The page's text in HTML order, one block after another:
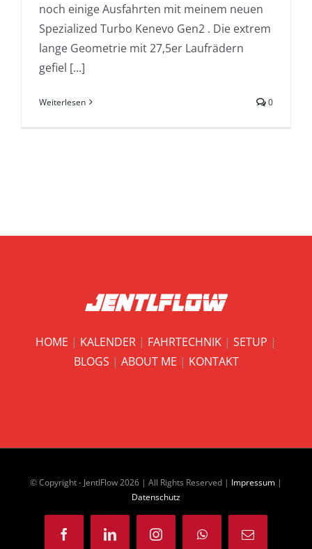
noch einige Ausfahrten mit meinem neuen
Spezialized Turbo Kenevo Gen2 . Die extrem
lange Geometrie mit 27,5er Laufrädern
gefiel [...]
Weiterlesen 0
HOME | KALENDER | FAHRTECHNIK | SETUP |
BLOGS | ABOUT ME | KONTAKT
© Copyright - JentlFlow2026 | All Rights Reserved | Impressum |
Datenschutz
FacebookLinkedInInstagramWhatsApp
E-